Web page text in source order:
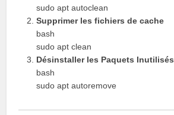
sudo apt autoclean
Supprimer les fichiers de cache
bash
sudo apt clean
Désinstaller les Paquets Inutilisés
bash
sudo apt autoremove